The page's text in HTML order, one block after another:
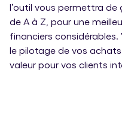
l’outil vous permettra de
de A à Z, pour une
financiers
le pilotage de vos
valeur pour vos clients